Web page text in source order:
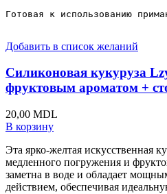
Готовая к использованию
Добавить в список желаний
Силиконовая кукуруза
фруктовым ароматом +
20,00 MDL
В корзину
Эта ярко-желтая искусственная
медленного погружения и
заметна в воде и обладает
действием, обеспечивая